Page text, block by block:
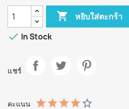
 หยิบใส่ตะกร้า
 In Stock
แชร์
คะแนน